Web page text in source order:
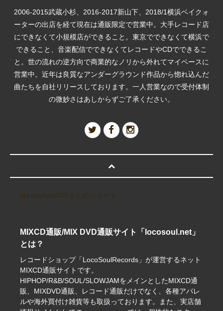
2006-2015武蔵小杉、2016-2017新山下、2018/1横浜ベイクォ
ーターの出店を経て現在は通販限定で営業中。大手レコード店
にできなくて小規模店ができること。東京でできなくて横浜で
できること、音楽配信でできなくてレコードやCDでできるこ
と。世の流れの逆方向で商業的なノリから外れてマイペースに
営業中。近年は良質なアンダーグラウンド作品から惚れ込んだ
曲たちを自社リリースしております。一人営業なので受付体制
の微妙さはあしからずご了承ください。
@LocoSoul045さんのツイート
MIXCD通販/MIX DVD通販サイト「locosoul.net」
とは？
レコードショップ「LocoSoulRecords」が運営するネット
MIXCD通販サイトです。
HIPHOP/R&B/SOUL/SLOWJAMをメインとしたMIXCD通
販、MIXDVD通販、レコード通販だけでなく、各種アパレ
ルや海外買付け雑貨等も取扱っております。また、実店舗